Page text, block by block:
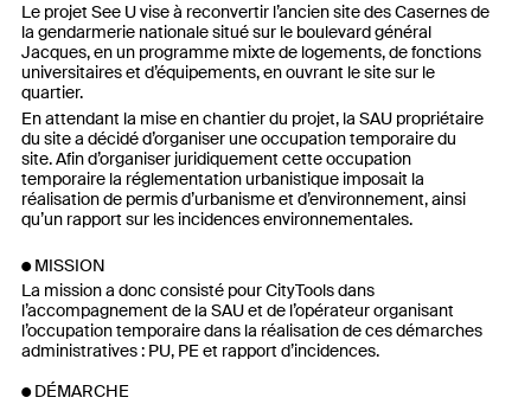
Le projet See U vise à reconvertir l’ancien site des Casernes de
la gendarmerie nationale situé sur le boulevard général
Jacques, en un programme mixte de logements, de fonctions
universitaires et d’équipements, en ouvrant le site sur le
quartier.
En attendant la mise en chantier du projet, la SAU propriétaire
du site a décidé d’organiser une occupation temporaire du
site. Afin d’organiser juridiquement cette occupation
temporaire la réglementation urbanistique imposait la
réalisation de permis d’urbanisme et d’environnement, ainsi
qu’un rapport sur les incidences environnementales.
MISSION
La mission a donc consisté pour CityTools dans
l’accompagnement de la SAU et de l’opérateur organisant
l’occupation temporaire dans la réalisation de ces démarches
administratives : PU, PE et rapport d’incidences.
DÉMARCHE